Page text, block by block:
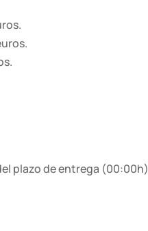
plazo de entrega (00:00h)